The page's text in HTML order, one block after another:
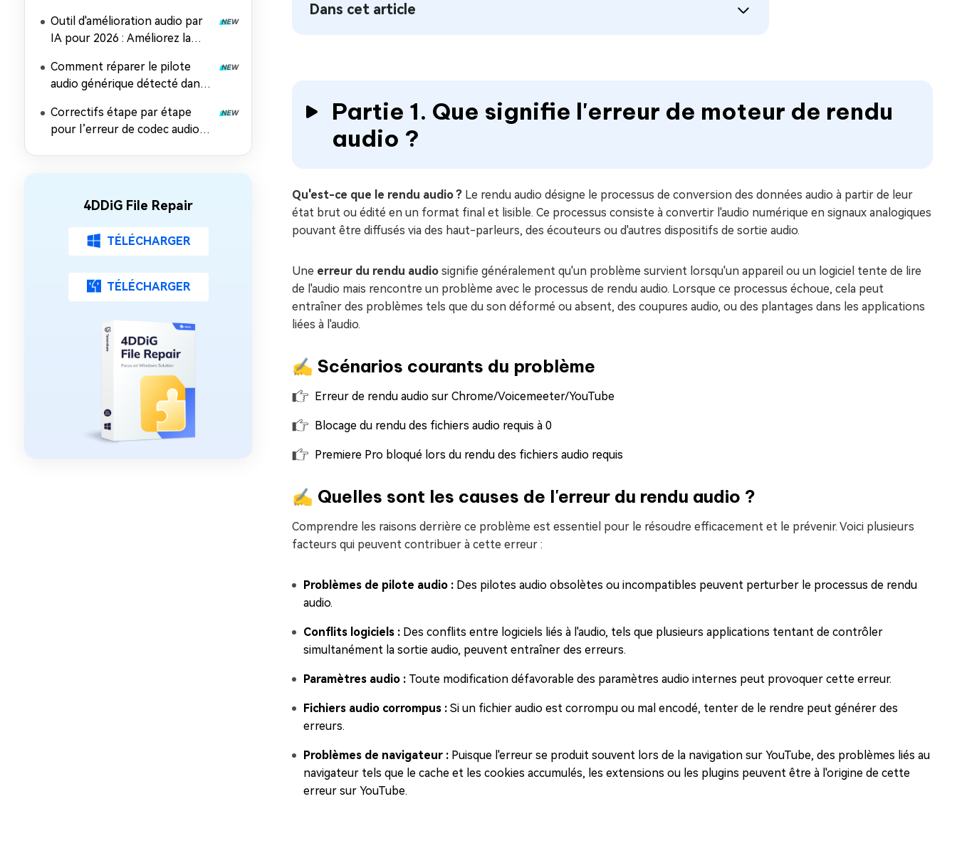
professionnelles
Outil d'amélioration audio par
IA pour 2026 : Améliorez la
et en Ligne
Comment réparer le pilote
audio générique détecté dans
Correctifs étape par étape
pour l’erreur de codec audio
4DDiG File Repair
TÉLÉCHARGER
TÉLÉCHARGER
Dans cet article
Partie 1. Que signifie l'erreur de moteur de rendu
audio ?
Qu'est-ce que le rendu audio ? Le rendu audio désigne le processus de conversion des données audio à partir de leur
état brut ou édité en un format final et lisible. Ce processus consiste à convertir l'audio numérique en signaux analogiques
pouvant être diffusés via des haut-parleurs, des écouteurs ou d'autres dispositifs de sortie audio.
Une erreur du rendu audio signifie généralement qu'un problème survient lorsqu'un appareil ou un logiciel tente de lire
de l'audio mais rencontre un problème avec le processus de rendu audio. Lorsque ce processus échoue, cela peut
entraîner des problèmes tels que du son déformé ou absent, des coupures audio, ou des plantages dans les applications
liées à l'audio.
✍ Scénarios courants du problème
Erreur de rendu audio sur Chrome/Voicemeeter/YouTube
Blocage du rendu des fichiers audio requis à 0
Premiere Pro bloqué lors du rendu des fichiers audio requis
✍ Quelles sont les causes de l'erreur du rendu audio ?
Comprendre les raisons derrière ce problème est essentiel pour le résoudre efficacement et le prévenir. Voici plusieurs
facteurs qui peuvent contribuer à cette erreur :
Problèmes de pilote audio : Des pilotes audio obsolètes ou incompatibles peuvent perturber le processus de rendu
audio.
Conflits logiciels : Des conflits entre logiciels liés à l'audio, tels que plusieurs applications tentant de contrôler
simultanément la sortie audio, peuvent entraîner des erreurs.
Paramètres audio : Toute modification défavorable des paramètres audio internes peut provoquer cette erreur.
Fichiers audio corrompus : Si un fichier audio est corrompu ou mal encodé, tenter de le rendre peut générer des
erreurs.
Problèmes de navigateur : Puisque l'erreur se produit souvent lors de la navigation sur YouTube, des problèmes liés au
navigateur tels que le cache et les cookies accumulés, les extensions ou les plugins peuvent être à l'origine de cette
erreur sur YouTube.